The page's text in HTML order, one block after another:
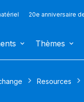
20e anniversaire
Thèmes
Resources